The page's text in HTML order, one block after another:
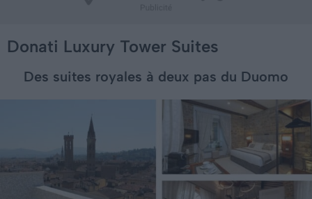
Donati Luxury Tower Suites
Des suites royales à deux pas du Duomo